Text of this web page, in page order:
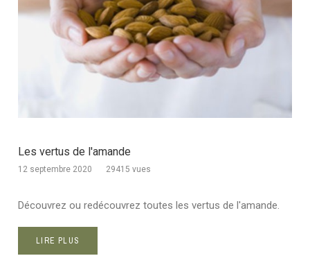
Les vertus de l'amande
12 septembre 2020 29415 vues
Découvrez ou redécouvrez toutes les vertus de l'amande.
LIRE PLUS